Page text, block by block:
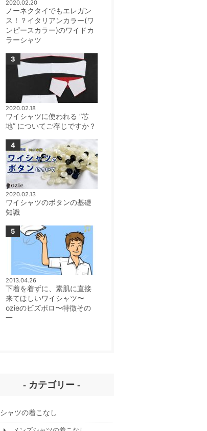
2020.02.20
ノーネクタイでもエレガン
ス！？イタリアンカラー(ワ
ンピースカラー)のワイドカ
ラーシャツ
2020.02.18
ワイシャツに使われる ”芯
地” についてご存じですか？
2020.02.13
ワイシャツのボタンの基礎
知識
2013.04.26
下着を着ずに、素肌に直接
来てほしいワイシャツ〜
ozieのビズポロ〜特徴その
一
- カテゴリー -
シャツの着こなし